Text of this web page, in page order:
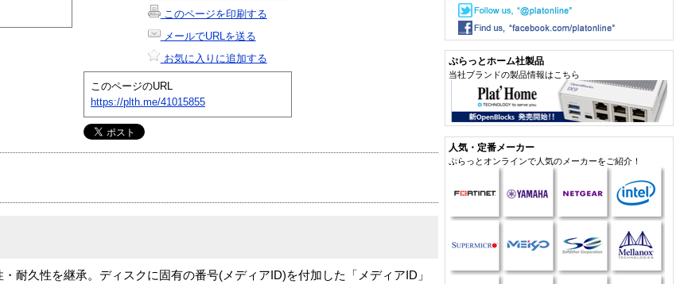
このページを印刷する
メールでURLを送る
お気に入りに追加する
このページのURL
https://plth.me/41015855
耐久性を継承。ディスクに固有の番号(メディアID)を付加した「メディアID」
ぷらっとホーム社製品
当社ブランドの製品情報はこちら
人気・定番メーカー
ぷらっとオンラインで人気のメーカーをご紹介！